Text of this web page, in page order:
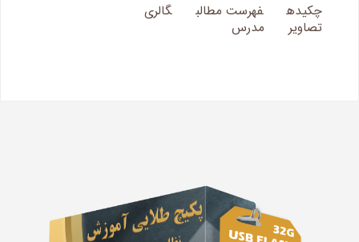
چکیده فهرست مطالب گالری
تصاویر مدرس